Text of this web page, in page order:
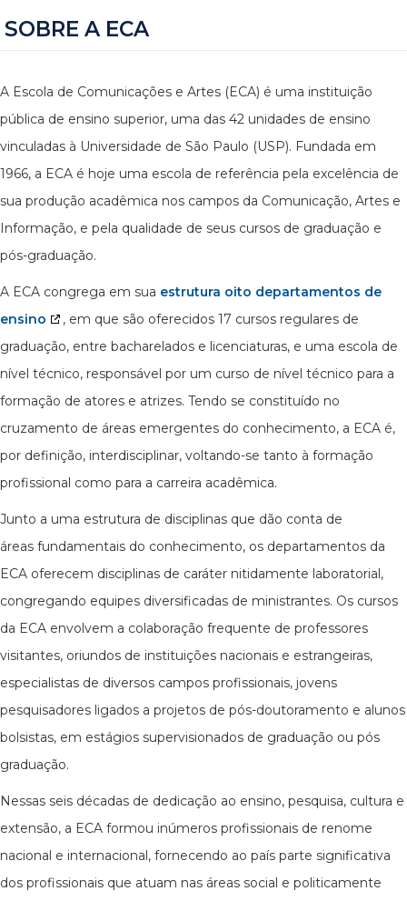
SOBRE A ECA
A Escola de Comunicações e Artes (ECA) é uma instituição
pública de ensino superior, uma das 42 unidades de ensino
vinculadas à Universidade de São Paulo (USP). Fundada em
1966, a ECA é hoje uma escola de referência pela excelência de
sua produção acadêmica nos campos da Comunicação, Artes e
Informação, e pela qualidade de seus cursos de graduação e
pós-graduação.
A ECA congrega em sua estrutura oito departamentos de
ensino
, em que são oferecidos 17 cursos regulares de
graduação, entre bacharelados e licenciaturas, e uma escola de
nível técnico, responsável por um curso de nível técnico para a
formação de atores e atrizes. Tendo se constituído no
cruzamento de áreas emergentes do conhecimento, a ECA é,
por definição, interdisciplinar, voltando-se tanto à formação
profissional como para a carreira acadêmica.
Junto a uma estrutura de disciplinas que dão conta de
áreas fundamentais do conhecimento, os departamentos da
ECA oferecem disciplinas de caráter nitidamente laboratorial,
congregando equipes diversificadas de ministrantes. Os cursos
da ECA envolvem a colaboração frequente de professores
visitantes, oriundos de instituições nacionais e estrangeiras,
especialistas de diversos campos profissionais, jovens
pesquisadores ligados a projetos de pós-doutoramento e alunos
bolsistas, em estágios supervisionados de graduação ou pós
graduação.
Nessas seis décadas de dedicação ao ensino, pesquisa, cultura e
extensão, a ECA formou inúmeros profissionais de renome
nacional e internacional, fornecendo ao país parte significativa
dos profissionais que atuam nas áreas social e politicamente